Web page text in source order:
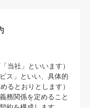
当社」といいます）
ス」といい、具体的
るとおりとします）
務関係を定めること